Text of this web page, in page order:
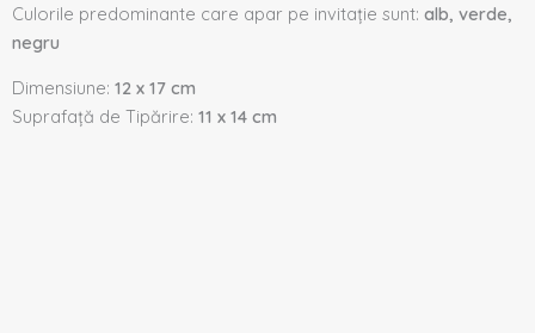
Culorile predominante care apar pe invitație sunt: alb, verde,
negru
Dimensiune: 12 x 17 cm
Suprafață de Tipărire: 11 x 14 cm